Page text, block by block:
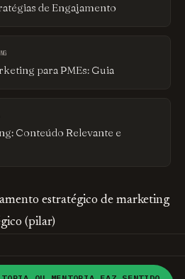
de Engajamento
para PMEs: Guia
Conteúdo Relevante e
estratégico de marketing
(pilar)
em